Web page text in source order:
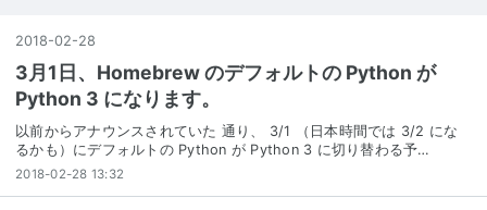
2018-02-28
3月1日、Homebrew のデフォルトの Python が
Python 3 になります。
以前からアナウンスされていた 通り、 3/1 （日本時間では 3/2 にな
るかも）にデフォルトの Python が Python 3 に切り替わる予…
2018-02-28 13:32